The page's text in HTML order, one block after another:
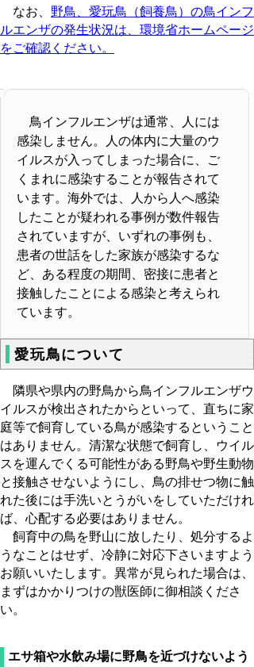
なお、 野鳥、愛玩鳥（飼養鳥）の鳥インフ
ルエンザの発生状況は、環境省ホームページ
をご確認ください。
鳥インフルエンザは通常、人には
感染しません。人の体内に大量のウ
イルスが入ってしまった場合に、ご
くまれに感染することが報告されて
います。海外では、人から人へ感染
したことが疑われる事例が数件報告
されていますが、いずれの事例も、
患者の世話をした家族が感染するな
ど、ある程度の期間、密接に患者と
接触したことによる感染と考えられ
ています。
愛玩鳥について
隣県や県内の野鳥から鳥インフルエンザウ
イルスが検出されたからといって、直ちに家
庭等で飼育している鳥が感染するということ
はありません。清潔な状態で飼育し、ウイル
スを運んでくる可能性がある野鳥や野生動物
と接触させないようにし、鳥の排せつ物に触
れた後には手洗いとうがいをしていただけれ
ば、心配する必要はありません。
飼育中の鳥を野山に放したり、処分するよ
うなことはせず、冷静に対応下さいますよう
お願いいたします。 異常が見られた場合は、
まずはかかりつけの獣医師に御相談くださ
い。
エサ箱や水飲み場に野鳥を近づけないよう